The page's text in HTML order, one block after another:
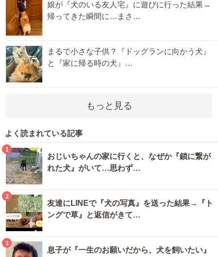
娘が『犬のいる友人宅』に遊びに行った結果→
帰ってきた瞬間に…まさ…
まるで小さな子供？『ドッグランに向かう犬』
と『家に帰る時の犬』…
もっと見る
よく読まれている記事
1
おじいちゃんの家に行くと、なぜか『鎖に繋が
れた犬』がいて…思わず…
2
友達にLINEで『犬の写真』を送った結果→『ト
ングで草』と返信がきて…
3
息子が『一生のお願いだから、犬を飼いたい』